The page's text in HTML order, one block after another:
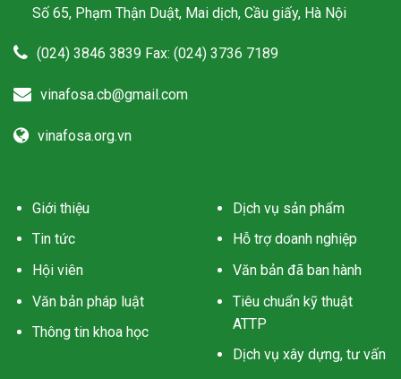
Số 65, Phạm Thận Duật, Mai dịch, Cầu giấy, Hà Nội
(024) 3846 3839 Fax: (024) 3736 7189
vinafosa.cb@gmail.com
vinafosa.org.vn
Giới thiệu
Tin tức
Hội viên
Văn bản pháp luật
Thông tin khoa học
Dịch vụ sản phẩm
Hỗ trợ doanh nghiệp
Văn bản đã ban hành
Tiêu chuẩn kỹ thuật
ATTP
Dịch vụ xây dựng, tư vấn